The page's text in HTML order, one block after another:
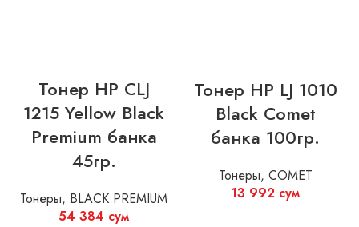
Тонер HP CLJ
1215 Yellow Black
Premium банка
45гр.
Тонеры, BLACK PREMIUM
54 384 сум
Тонер HP LJ 1010
Black Comet
банка 100гр.
Тонеры, COMET
13 992 сум